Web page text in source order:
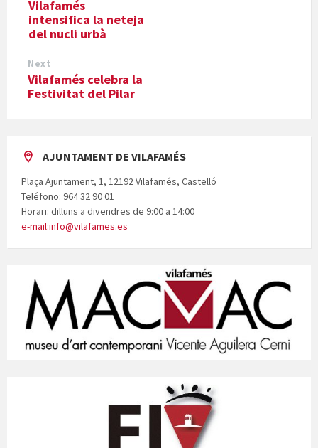
Vilafamés
intensifica la neteja
del nucli urbà
Next
Vilafamés celebra la
Festivitat del Pilar
AJUNTAMENT DE VILAFAMÉS
Plaça Ajuntament, 1, 12192 Vilafamés, Castelló
Teléfono: 964 32 90 01
Horari: dilluns a divendres de 9:00 a 14:00
e-mail:info@vilafames.es